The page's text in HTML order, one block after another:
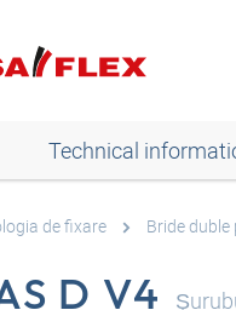
Technical
de fixare Bride
D V4